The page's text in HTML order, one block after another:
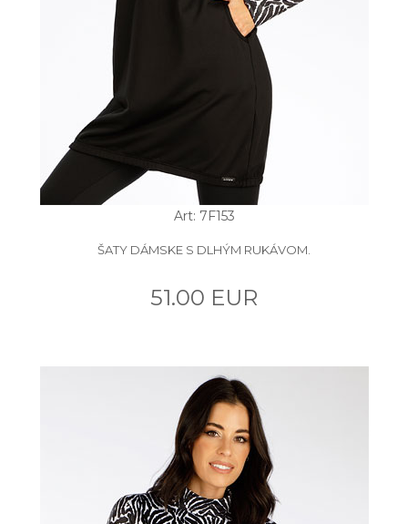
Art: 7F153
ŠATY DÁMSKE S DLHÝM RUKÁVOM.
51.00 EUR